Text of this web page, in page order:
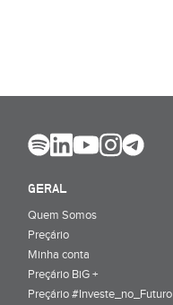
GERAL
Quem Somos
Preçário
Minha conta
Preçário BiG +
Preçário #Investe_no_Futuro